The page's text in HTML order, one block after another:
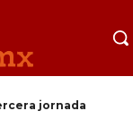
jornada